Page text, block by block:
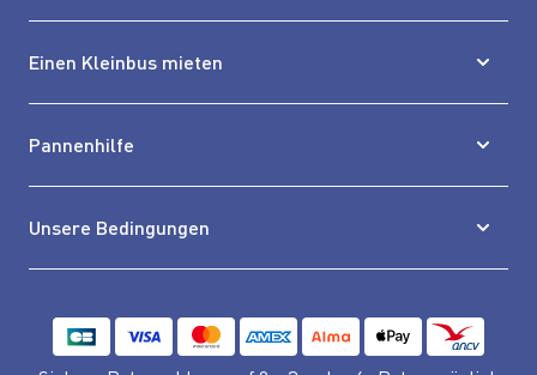
Einen Kleinbus mieten
Pannenhilfe
Unsere Bedingungen